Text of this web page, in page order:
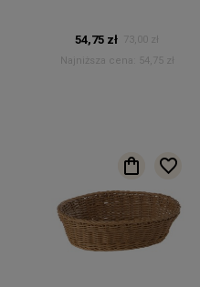
54,75 zł
73,00 zł
Najniższa cena:
54,75 zł